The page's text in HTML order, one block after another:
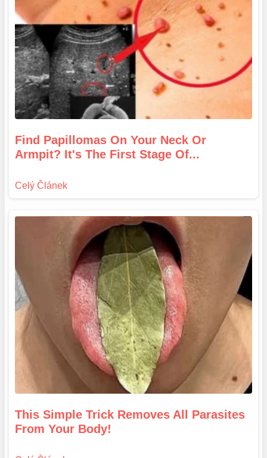
Find Papillomas On Your Neck Or
Armpit? It's The First Stage Of...
This Simple Trick Removes All Parasites
From Your Body!